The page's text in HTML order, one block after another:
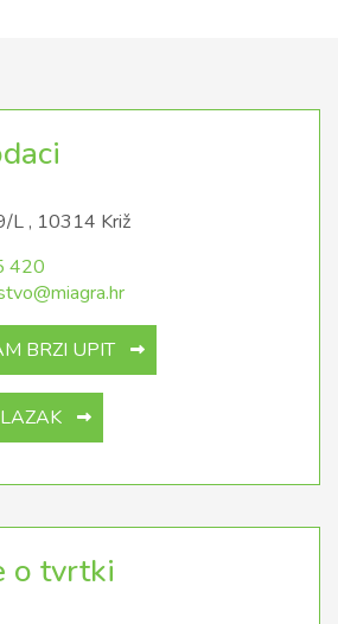
L , 10314 Križ
420
BRZI UPIT
o tvrtki